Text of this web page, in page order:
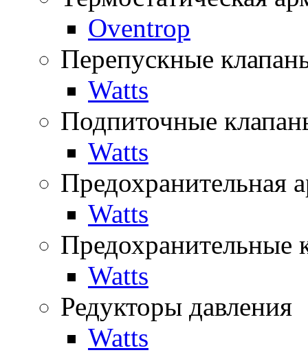
Oventrop
Перепускные
Watts
Подпиточные
Watts
Предохранительная
Watts
Предохранительные
Watts
Редукторы давления
Watts